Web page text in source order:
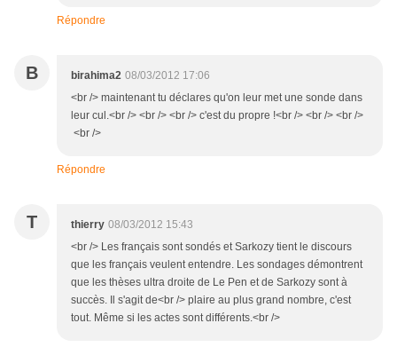
Répondre
B birahima2 08/03/2012 17:06
<br /> maintenant tu déclares qu'on leur met une sonde dans
leur cul.<br /> <br /> <br /> c'est du propre !<br /> <br /> <br />
<br />
Répondre
T thierry 08/03/2012 15:43
<br /> Les français sont sondés et Sarkozy tient le discours
que les français veulent entendre. Les sondages démontrent
que les thèses ultra droite de Le Pen et de Sarkozy sont à
succès. Il s'agit de<br /> plaire au plus grand nombre, c'est
tout. Même si les actes sont différents.<br />